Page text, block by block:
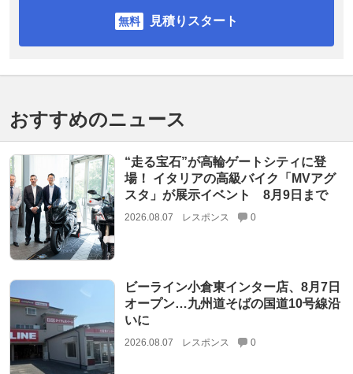
見積りスタート
おすすめのニュース
“走る宝石”が高輪ゲートシティに登
場！ イタリアの高級バイク「MVアグ
スタ」が展示イベント 8月9日まで
2026.08.07 レスポンス 0
ビーライン小倉東インター店、8月7日
オープン…九州道そばの国道10号線沿
いに
2026.08.07 レスポンス 0